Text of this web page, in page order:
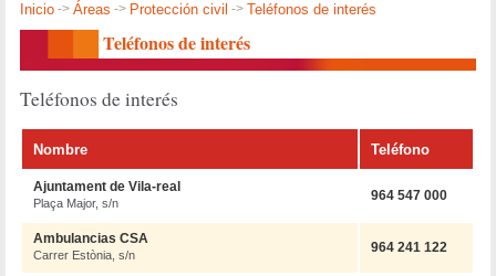
Inicio ->Áreas -> Protección civil ->Teléfonos de interés
Teléfonos de interés
Teléfonos de interés
Nombre Teléfono
Ajuntament de Vila-real
Plaça Major, s/n 964 547 000
Ambulancias CSA
Carrer Estònia, s/n 964 241 122